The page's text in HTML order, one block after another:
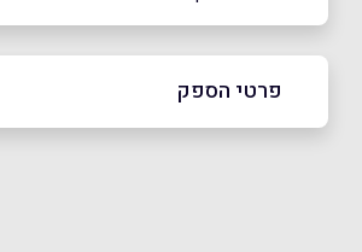
פרטי הספק